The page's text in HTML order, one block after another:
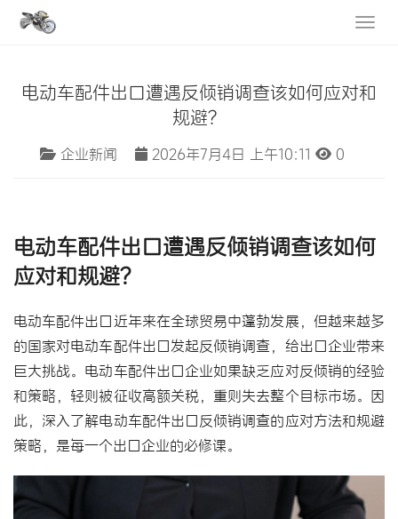
电动车配件出口遭遇反倾销调查该如何应对和
规避？
企业新闻 2026年7月4日 上午10:11 0
电动车配件出口遭遇反倾销调查该如何
应对和规避？
电动车配件出口近年来在全球贸易中蓬勃发展，但越来越多
的国家对电动车配件出口发起反倾销调查，给出口企业带来
巨大挑战。电动车配件出口企业如果缺乏应对反倾销的经验
和策略，轻则被征收高额关税，重则失去整个目标市场。因
此，深入了解电动车配件出口反倾销调查的应对方法和规避
策略，是每一个出口企业的必修课。